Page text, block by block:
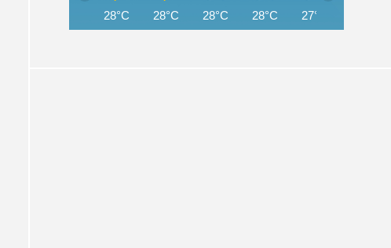
28°C 28°C 28°C 28°C 27°C